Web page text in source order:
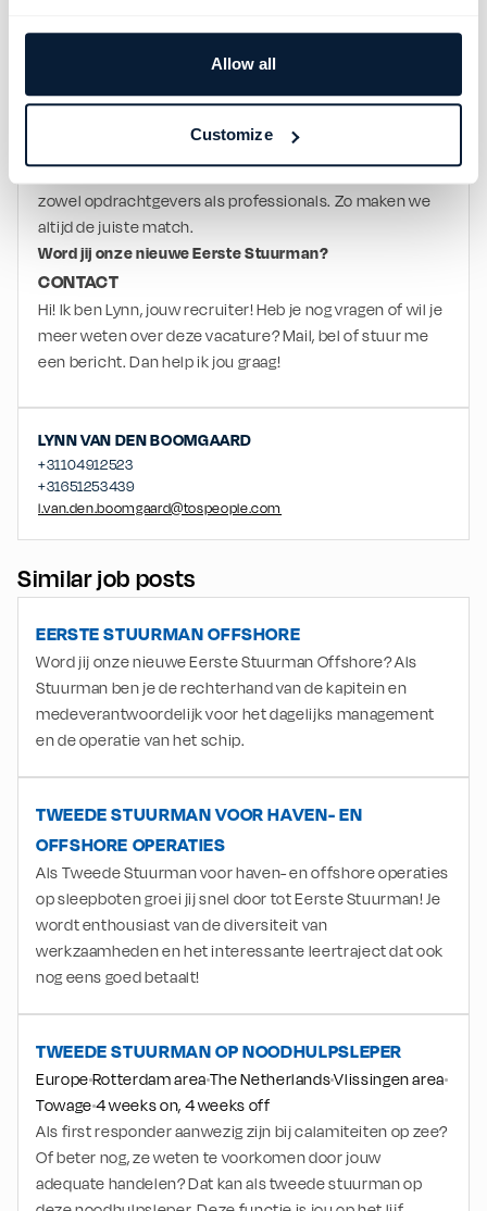
Allow all
Customize
de kades van Rotterdam. Persoonlijk en betrokken.
Meedenkend en kritisch. Duidelijk en direct. We
selecteren, werven, trainen en begeleiden
professionals. Want de juiste mensen maken het
zowel opdrachtgevers als professionals. Zo maken we
altijd de juiste match.
Word jij onze nieuwe Eerste Stuurman?
CONTACT
Hi! Ik ben Lynn, jouw recruiter! Heb je nog vragen of wil je
meer weten over deze vacature? Mail, bel of stuur me
een bericht. Dan help ik jou graag!
LYNNVAN DEN BOOMGAARD
+31104912523
+31651253439
l.van.den.boomgaard@tospeople.com
Similar job posts
EERSTE STUURMAN OFFSHORE
Word jij onze nieuwe Eerste Stuurman Offshore? Als
Stuurman ben je de rechterhand van de kapitein en
medeverantwoordelijk voor het dagelijks management
en de operatie van het schip.
TWEEDE STUURMAN VOOR HAVEN- EN
OFFSHORE OPERATIES
Als Tweede Stuurman voor haven- en offshore operaties
op sleepboten groei jij snel door tot Eerste Stuurman! Je
wordt enthousiast van de diversiteit van
werkzaamheden en het interessante leertraject dat ook
nog eens goed betaalt!
TWEEDE STUURMAN OP NOODHULPSLEPER
EuropeRotterdam areaThe NetherlandsVlissingen area
Towage4 weeks on, 4 weeks off
Als first responder aanwezig zijn bij calamiteiten op zee?
Of beter nog, ze weten te voorkomen door jouw
adequate handelen? Dat kan als tweede stuurman op